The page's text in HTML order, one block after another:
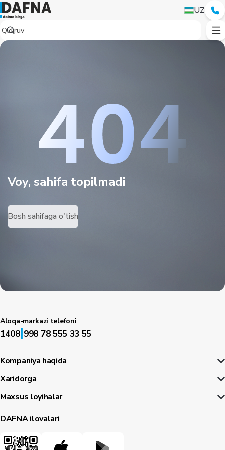
UZ
Voy, sahifa topilmadi
Bosh sahifaga o'tish
Aloqa-markazi telefoni
1408|998 78 555 33 55
Kompaniya haqida
Xaridorga
Maxsus loyihalar
DAFNA ilovalari